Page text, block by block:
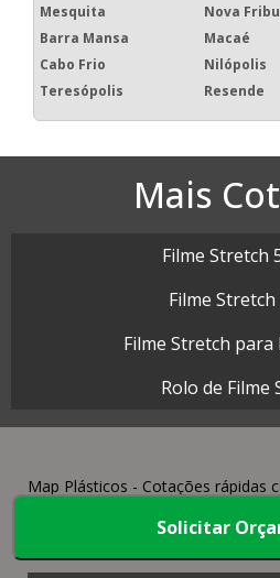
Solicitar
Mesquita
Nova
Barra Mansa
Macaé
Cabo Frio
Nilópolis
Teresópolis
Resende
Mais
Filme Stretch
Filme
Filme Stretch para
Rolo de Filme
Map Plásticos - Cotações rápidas